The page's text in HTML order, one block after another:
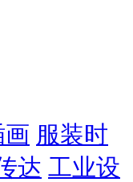
服装时
达 工业设